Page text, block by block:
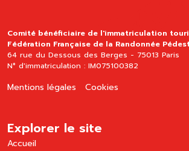
Comité bénéficiaire de l'immatriculation
Fédération Française de la Randonnée
64 rue du Dessous des Berges - 75013 Paris
N° d'immatriculation : IM075100382
Mentions légales Cookies
Explorer le site
Accueil